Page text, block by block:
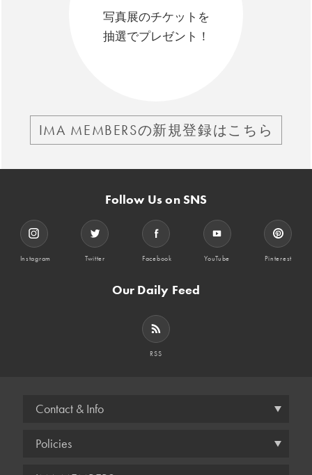
写真展のチケットを
抽選でプレゼント！
IMA MEMBERSの新規登録はこちら
Follow Us on SNS
Instagram Twitter Facebook YouTube Pinterest
Our Daily Feed
RSS
Contact & Info
Policies